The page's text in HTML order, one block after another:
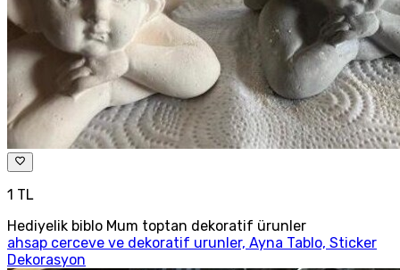
1 TL
Hediyelik biblo Mum toptan dekoratif ürunler
ahsap cerceve ve dekoratif urunler, Ayna Tablo, Sticker
Dekorasyon